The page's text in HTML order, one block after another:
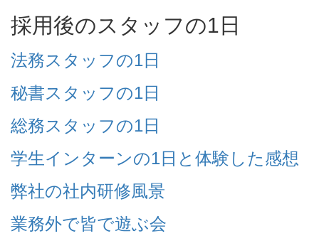
採用後のスタッフの1日
法務スタッフの1日
秘書スタッフの1日
総務スタッフの1日
学生インターンの1日と体験した感想
弊社の社内研修風景
業務外で皆で遊ぶ会